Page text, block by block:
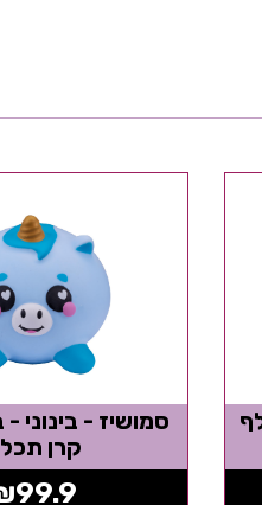
סמושיז - בינוני
קרן
99.9